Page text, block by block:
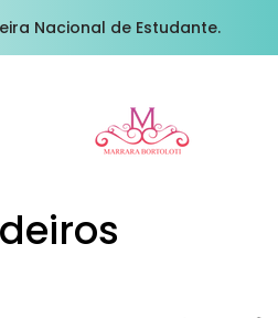
Nacional de Estudante.